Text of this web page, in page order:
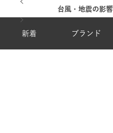
台風・地震の影
新着 ブランド